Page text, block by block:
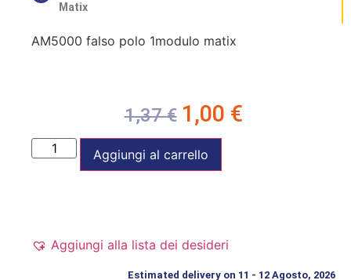
Matix
AM5000 falso polo 1modulo matix
1,37€ 1,00 €
Aggiungi al carrello
Aggiungi alla lista dei desideri
Estimated delivery on 11 - 12 Agosto, 2026